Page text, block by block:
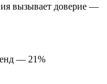
вызывает доверие —
— 21%